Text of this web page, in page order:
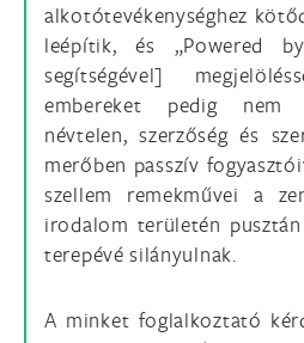
alkotótevékenységhez
leépítik, és „Powered
segítségével]
embereket pedig nem
névtelen, szerzőség és
merőben passzív
szellem remekművei a
irodalom területén
terepévé silányulnak.
A minket foglalkoztató